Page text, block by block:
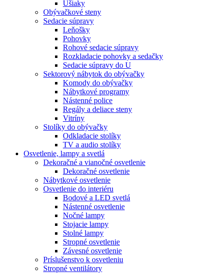
Ušiaky
Obývačkové steny
Sedacie súpravy
Leňošky
Pohovky
Rohové sedacie súpravy
Rozkladacie pohovky a sedačky
Sedacie súpravy do U
Sektorový nábytok do obývačky
Komody do obývačky
Nábytkové programy
Nástenné police
Regály a deliace steny
Vitríny
Stolíky do obývačky
Odkladacie stolíky
TV a audio stolíky
Osvetlenie, lampy a svetlá
Dekoračné a vianočné osvetlenie
Dekoračné osvetlenie
Nábytkové osvetlenie
Osvetlenie do interiéru
Bodové a LED svetlá
Nástenné osvetlenie
Nočné lampy
Stojacie lampy
Stolné lampy
Stropné osvetlenie
Závesné osvetlenie
Príslušenstvo k osvetleniu
Stropné ventilátory